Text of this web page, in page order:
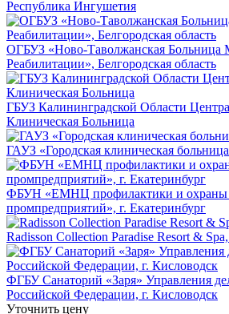
Республика Ингушетия
ОГБУЗ «Ново-Таволжанская Больница
Реабилитации», Белгородская область
ГБУЗ Калининградской Области
Клиническая Больница
ГАУЗ «Городская клиническая
ФБУН «ЕМНЦ профилактики и охраны
промпредприятий», г. Екатеринбург
Radisson Collection Paradise Resort &
ФГБУ Санаторий «Заря» Управления
Российской Федерации, г. Кисловодск
Уточнить цену